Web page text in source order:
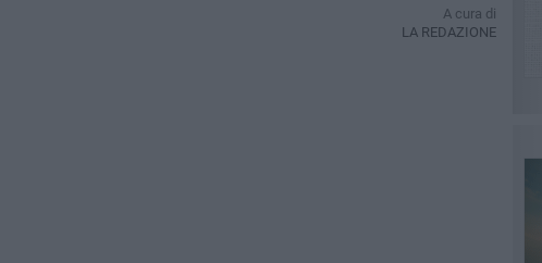
A cura di
LA REDAZIONE